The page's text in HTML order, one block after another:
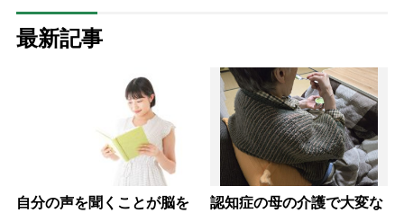
最新記事
自分の声を聞くことが脳を
認知症の母の介護で大変な